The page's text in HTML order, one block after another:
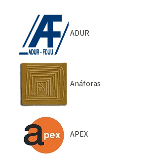
ADUR
Anáforas
APEX